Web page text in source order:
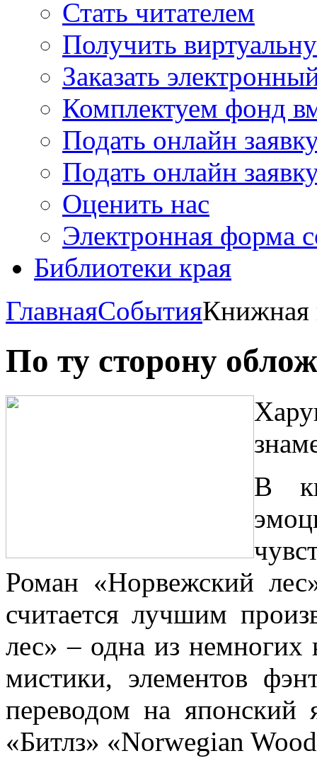
Стать читателем
Получить
Заказать
Комплектуем фонд
Подать онлайн
Подать онлайн
Оценить нас
Электронная форма
Библиотеки края
ГлавнаяСобытияКнижная
По ту сторону
В
Роман «Норвежский
считается лучшим
лес» – одна из немногих
мистики, элементов
переводом на японский
«Битлз» «Norwegian